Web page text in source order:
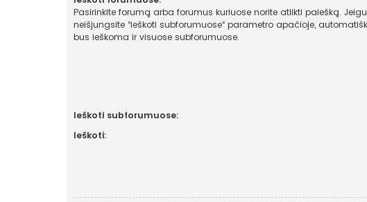
Pasirinkite forumą arba forumus kuriuose norite atlikti paiešką. Jeigu
neišjungsite “ieškoti subforumuose“ parametro apačioje, automatiškai
bus ieškoma ir visuose subforumuose.
Ieškoti subforumuose:
Ieškoti: